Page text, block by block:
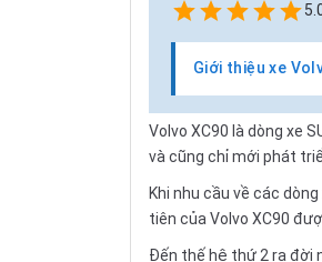
Giới thiệu xe
Volvo XC90 là dòng xe
và cũng chỉ mới phát
Khi nhu cầu về các
tiên của Volvo XC90
Đến thế hệ thứ 2 ra đời